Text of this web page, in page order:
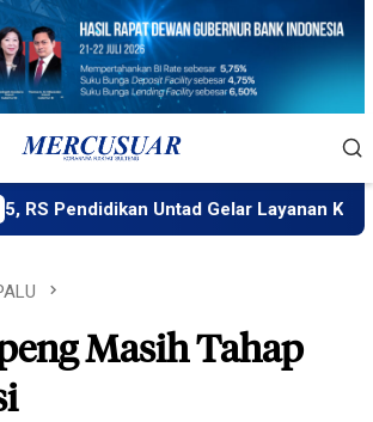
Pendidikan Untad Gelar Layanan
Masih Tahap